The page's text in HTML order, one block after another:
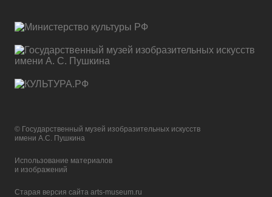
© Государственный музей изобразительных искусств
имени А.С. Пушкина
Использование материалов
и изображений
Старая версия сайта arts-museum.ru